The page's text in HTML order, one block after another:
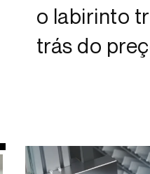
o labirinto
trás do